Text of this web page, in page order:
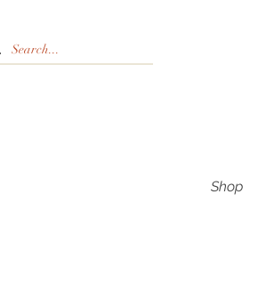
Shop